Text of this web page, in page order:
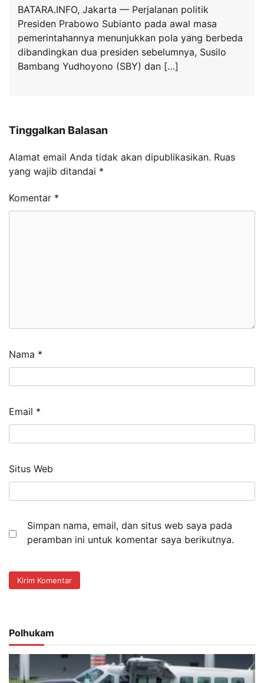
BATARA.INFO, Jakarta — Perjalanan politik
Presiden Prabowo Subianto pada awal masa
pemerintahannya menunjukkan pola yang berbeda
dibandingkan dua presiden sebelumnya, Susilo
Bambang Yudhoyono (SBY) dan […]
Tinggalkan Balasan
Alamat email Anda tidak akan dipublikasikan. Ruas
yang wajib ditandai *
Komentar *
Nama *
Email *
Situs Web
Simpan nama, email, dan situs web saya pada
peramban ini untuk komentar saya berikutnya.
Polhukam